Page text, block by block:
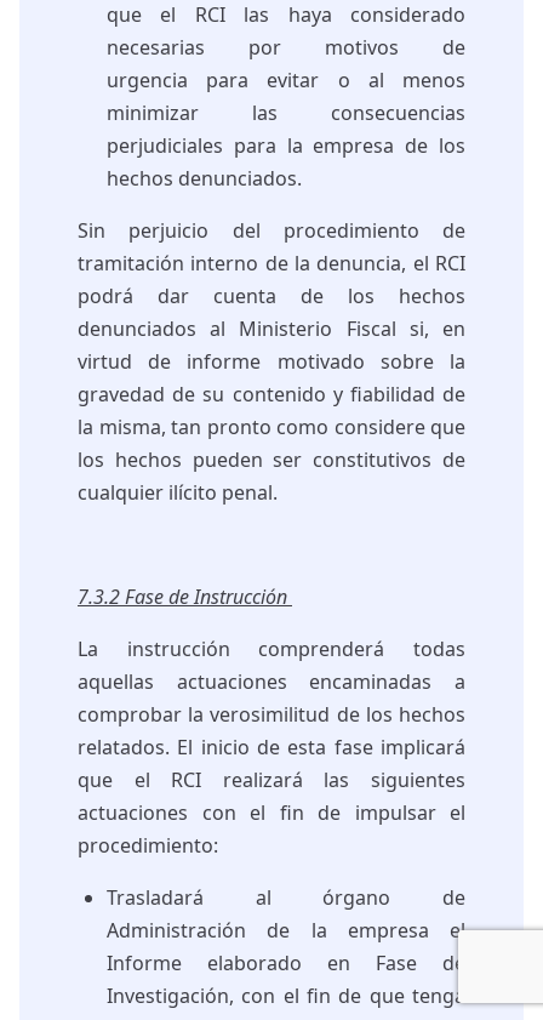
que el RCI las haya considerado
necesarias por motivos de
urgencia para evitar o al menos
minimizar las consecuencias
perjudiciales para la empresa de los
hechos denunciados.
Sin perjuicio del procedimiento de
tramitación interno de la denuncia, el RCI
podrá dar cuenta de los hechos
denunciados al Ministerio Fiscal si, en
virtud de informe motivado sobre la
gravedad de su contenido y fiabilidad de
la misma, tan pronto como considere que
los hechos pueden ser constitutivos de
cualquier ilícito penal.
7.3.2 Fase de Instrucción
La instrucción comprenderá todas
aquellas actuaciones encaminadas a
comprobar la verosimilitud de los hechos
relatados. El inicio de esta fase implicará
que el RCI realizará las siguientes
actuaciones con el fin de impulsar el
procedimiento:
Trasladará al órgano de
Administración de la empresa el
Informe elaborado en Fase de
Investigación, con el fin de que tenga